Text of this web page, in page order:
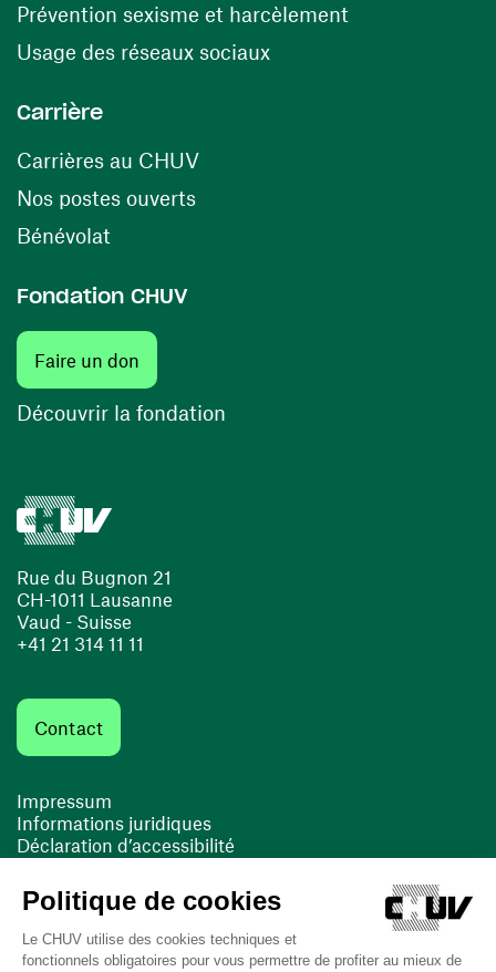
Rue du Bugnon 21
CH-1011 Lausanne
Vaud - Suisse
+41 21 314 11 11
Contact
Impressum
Informations juridiques
Déclaration d’accessibilité
Cookies
Prévention sexisme et harcèlement
Usage des réseaux sociaux(ouvre une nouvelle
Carrière
Carrières au CHUV(ouvre une nouvelle fenêtre)
Nos postes ouverts(ouvre une nouvelle fenêtre)
Bénévolat
Fondation CHUV
Faire un don
Découvrir la fondation